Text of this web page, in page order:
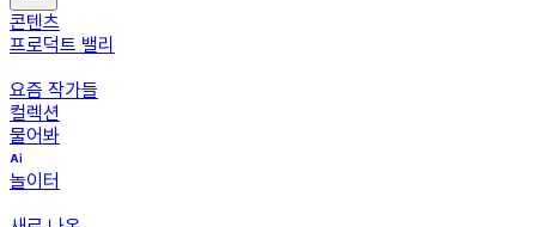
콘텐츠
프로덕트 밸리
요즘 작가들
컬렉션
물어봐
놀이터